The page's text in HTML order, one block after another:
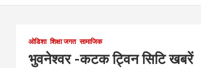
ओडिशा शिक्षा जगत सामाजिक
भुवनेश्वर -कटक ट्विन सिटि खबरें